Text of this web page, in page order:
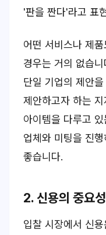
'판을 짠다'라고 표
어떤 서비스나 제
경우는 거의 없습
단일 기업의 제안을
제안하고자 하는
아이템을 다루고
업체와 미팅을 진
좋습니다.
2. 신용의 중요성
입찰 시장에서 신